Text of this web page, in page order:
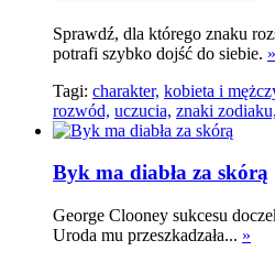
Sprawdź, dla którego znaku
potrafi szybko dojść do siebie. »
Tagi: charakter, kobieta i
rozwód, uczucia, znaki zodiaku,
Byk ma diabła za skórą
George Clooney sukcesu
Uroda mu przeszkadzała... »